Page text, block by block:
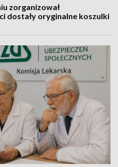
zorganizował
dostały oryginalne koszulki